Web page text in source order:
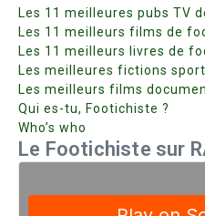
Les 11 meilleures pubs TV
Les 11 meilleurs films de
Les 11 meilleurs livres de
Les meilleures fictions
Les meilleurs films
Qui es-tu, Footichiste ?
Who’s who
Le Footichiste sur